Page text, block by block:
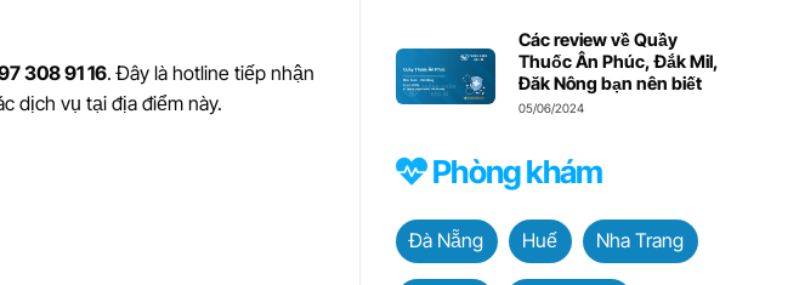
308 91 16. Đây là hotline tiếp nhận
dịch vụ tại địa điểm này.
Các review về Quầy
Thuốc Ân Phúc, Đắk Mil,
Đăk Nông bạn nên biết
05/06/2024
Phòng khám
Đà Nẵng Huế Nha Trang